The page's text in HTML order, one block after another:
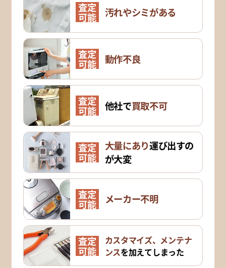
査定
可能 汚れやシミがある
査定
可能 動作不良
査定
可能 他社で買取不可
査定
可能
大量にあり運び出すの
が大変
査定
可能 メーカー不明
査定
可能
カスタマイズ、メンテナ
ンスを加えてしまった